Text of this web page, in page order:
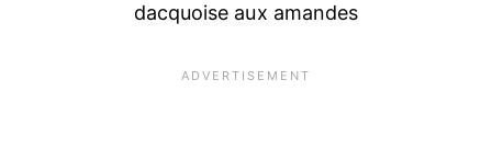
dacquoise aux amandes